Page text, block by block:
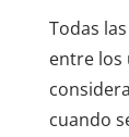
Todas
entre los
cuando